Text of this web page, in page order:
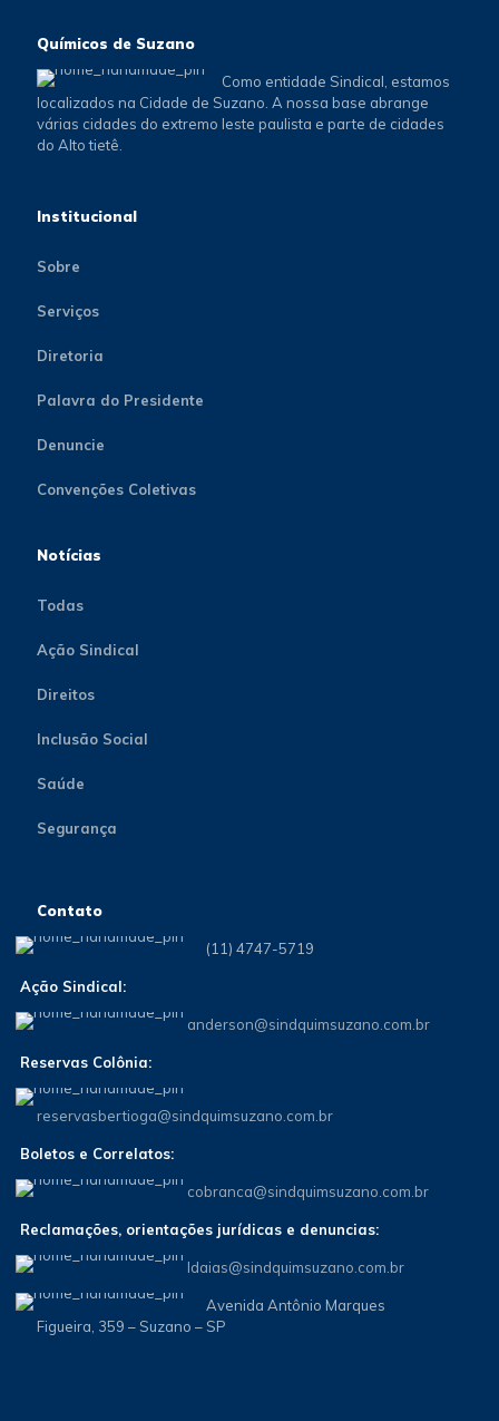
Químicos de Suzano
Como entidade Sindical, estamos
localizados na Cidade de Suzano. A nossa base abrange
várias cidades do extremo leste paulista e parte de cidades
do Alto tietê.
Institucional
Sobre
Serviços
Diretoria
Palavra do Presidente
Denuncie
Convenções Coletivas
Notícias
Todas
Ação Sindical
Direitos
Inclusão Social
Saúde
Segurança
Contato
(11) 4747-5719
Ação Sindical:
anderson@sindquimsuzano.com.br
Reservas Colônia:
reservasbertioga@sindquimsuzano.com.br
Boletos e Correlatos:
cobranca@sindquimsuzano.com.br
Reclamações, orientações jurídicas e denuncias:
Idaias@sindquimsuzano.com.br
Avenida Antônio Marques
Figueira, 359 – Suzano – SP